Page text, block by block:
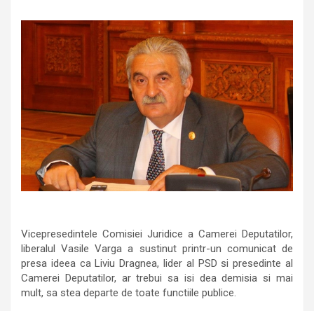
Vicepresedintele Comisiei Juridice a Camerei Deputatilor,
liberalul Vasile Varga a sustinut printr-un comunicat de
presa ideea ca Liviu Dragnea, lider al PSD si presedinte al
Camerei Deputatilor, ar trebui sa isi dea demisia si mai
mult, sa stea departe de toate functiile publice.